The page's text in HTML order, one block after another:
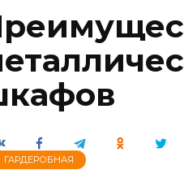
ГАРДЕРОБНАЯ